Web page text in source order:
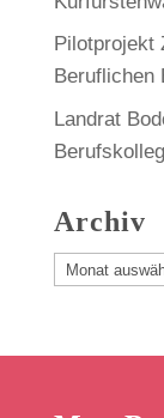
Pilotprojekt
Beruflichen
Landrat
Berufskolleg
Archiv
Archiv